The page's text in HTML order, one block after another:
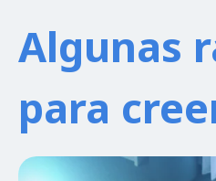
Algunas
para